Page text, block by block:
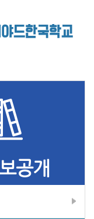
공개